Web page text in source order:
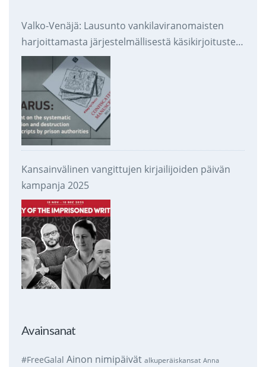
Valko-Venäjä: Lausunto vankilaviranomaisten
harjoittamasta järjestelmällisestä käsikirjoitusten
takavarikoinnista ja tuhoamisesta
Kansainvälinen vangittujen kirjailijoiden päivän
kampanja 2025
Avainsanat
#FreeGalal Ainon nimipäivät alkuperäiskansat Anna